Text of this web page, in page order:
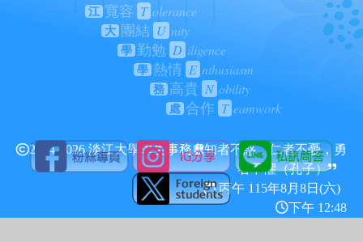
江 寬容 T olerance
大 團結 U nity
學 勤勉 D iligence
學 熱情 E nthusiasm
務 高貴 N obility
處 合作 T eamwork
2024-2026 淡江大學學生事務處知者不惑，仁者不憂，勇
者不懼（孔子）
丙午 115年8月8日(六)
下午 12:48